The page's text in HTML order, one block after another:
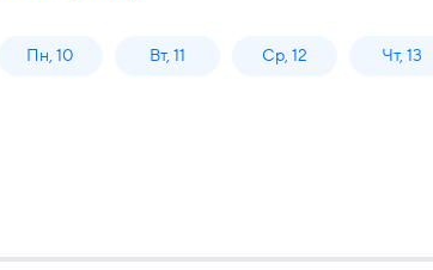
Пн, 10 Вт, 11 Ср, 12 Чт, 13